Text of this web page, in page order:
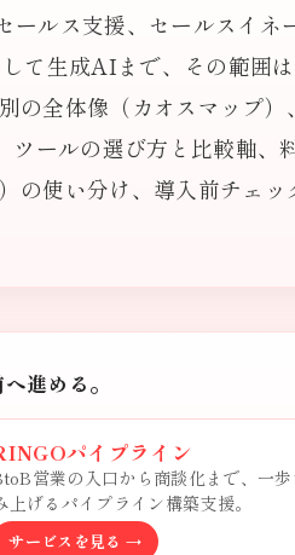
ルス支援、セールスイネ
て生成AIまで、その範囲
の全体像（カオスマップ）
ールの選び方と比較軸、
使い分け、導入前チェッ
進める。
パイプライン
営業の入口から商談化まで、一
上げるパイプライン構築支援。
サービスを見る →